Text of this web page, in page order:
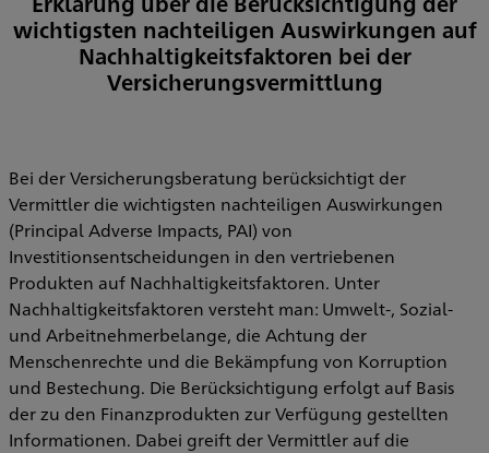
wichtigsten nachteiligen Auswirkungen auf
Nachhaltigkeitsfaktoren bei der
Versicherungsvermittlung
Bei der Versicherungsberatung berücksichtigt der
Vermittler die wichtigsten nachteiligen Auswirkungen
(Principal Adverse Impacts, PAI) von
Investitionsentscheidungen in den vertriebenen
Produkten auf Nachhaltigkeitsfaktoren. Unter
Nachhaltigkeitsfaktoren versteht man: Umwelt-, Sozial-
und Arbeitnehmerbelange, die Achtung der
Menschenrechte und die Bekämpfung von Korruption
und Bestechung. Die Berücksichtigung erfolgt auf Basis
der zu den Finanzprodukten zur Verfügung gestellten
Informationen. Dabei greift der Vermittler auf die